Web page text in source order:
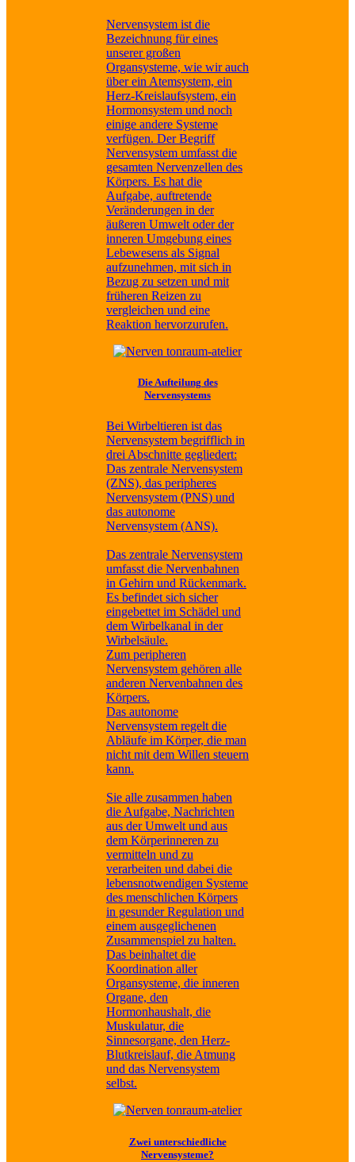
Nervensystem ist die
Bezeichnung für eines
unserer großen
Organsysteme, wie wir auch
über ein Atemsystem, ein
Herz-Kreislaufsystem, ein
Hormonsystem und noch
einige andere Systeme
verfügen. Der Begriff
Nervensystem umfasst die
gesamten Nervenzellen des
Körpers. Es hat die
Aufgabe, auftretende
Veränderungen in der
äußeren Umwelt oder der
inneren Umgebung eines
Lebewesens als Signal
aufzunehmen, mit sich in
Bezug zu setzen und mit
früheren Reizen zu
vergleichen und eine
Reaktion hervorzurufen.
Die Aufteilung des
Nervensystems
Bei Wirbeltieren ist das
Nervensystem begrifflich in
drei Abschnitte gegliedert:
Das zentrale Nervensystem
(ZNS), das peripheres
Nervensystem (PNS) und
das autonome
Nervensystem (ANS).
Das zentrale Nervensystem
umfasst die Nervenbahnen
in Gehirn und Rückenmark.
Es befindet sich sicher
eingebettet im Schädel und
dem Wirbelkanal in der
Wirbelsäule.
Zum peripheren
Nervensystem gehören alle
anderen Nervenbahnen des
Körpers.
Das autonome
Nervensystem regelt die
Abläufe im Körper, die man
nicht mit dem Willen steuern
kann.
Sie alle zusammen haben
die Aufgabe, Nachrichten
aus der Umwelt und aus
dem Körperinneren zu
vermitteln und zu
verarbeiten und dabei die
lebensnotwendigen Systeme
des menschlichen Körpers
in gesunder Regulation und
einem ausgeglichenen
Zusammenspiel zu halten.
Das beinhaltet die
Koordination aller
Organsysteme, die inneren
Organe, den
Hormonhaushalt, die
Muskulatur, die
Sinnesorgane, den Herz-
Blutkreislauf, die Atmung
und das Nervensystem
selbst.
Zwei unterschiedliche
Nervensysteme?